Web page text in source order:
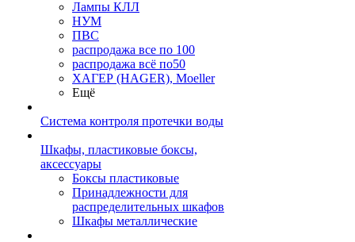
Лампы КЛЛ
НУМ
ПВС
распродажа все по 100
распродажа всё по50
ХАГЕР (HAGER), Moeller
Ещё
Система контроля протечки воды
Шкафы, пластиковые боксы,
аксессуары
Боксы пластиковые
Принадлежности для
распределительных шкафов
Шкафы металлические